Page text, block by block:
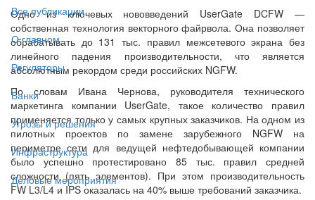
Все публикации
О главном
Регуляторы
Банки
Угрозы и решения
Инфраструктура
Деловые мероприятия
Одно из ключевых нововведений UserGate DCFW —
собственная технология векторного файрвола. Она позволяет
обрабатывать до 131 тыс. правил межсетевого экрана без
линейного падения производительности, что является
абсолютным рекордом среди российских NGFW.
По словам Ивана Чернова, руководителя технического
маркетинга компании UserGate, такое количество правил
применяется только у самых крупных заказчиков. На одном из
пилотных проектов по замене зарубежного NGFW на
периметре сети для ведущей нефтедобывающей компании
было успешно протестировано 85 тыс. правил средней
сложности (пять элементов). При этом производительность
FW L3/L4 и IPS оказалась на 40% выше требований заказчика.